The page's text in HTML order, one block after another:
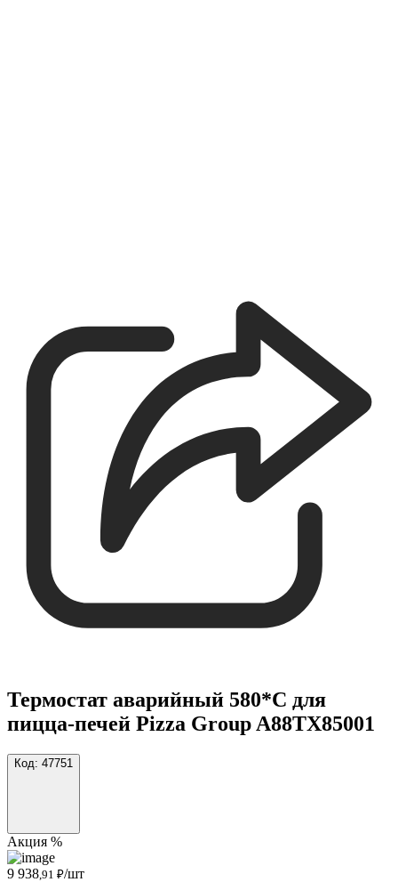
Термостат аварийный 580*С для
пицца-печей Pizza Group A88TX85001
Код: 47751
Акция %
9 938 ,91 ₽/шт